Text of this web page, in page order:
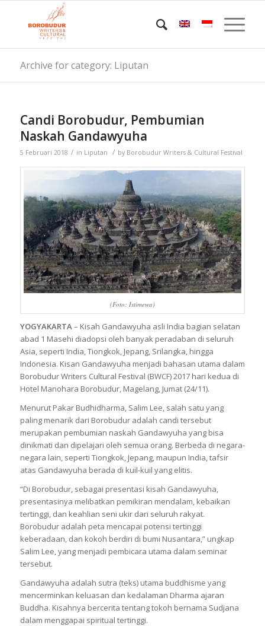
Archive for category: Liputan
Candi Borobudur, Pembumian
Naskah Gandawyuha
5 Februari 2018 / in Liputan / by Borobudur Writers & Cultural Festival
(Foto: Istimewa)
YOGYAKARTA – Kisah Gandawyuha asli India bagian selatan
abad 1 Masehi diadopsi oleh banyak peradaban di seluruh
Asia, seperti India, Tiongkok, Jepang, Srilangka, hingga
Indonesia. Kisan Gandawyuha menjadi bahasan utama dalam
Borobudur Writers Cultural Festival (BWCF) 2017 hari kedua di
Hotel Manohara Borobudur, Magelang, Jumat (24/11).
Menurut Pakar Budhidharma, Salim Lee, salah satu yang
paling menarik dari Borobudur adalah candi tersebut
merupakan pembumian naskah Gandawyuha yang bisa
dinikmati dan dipelajari oleh semua orang. Berbeda di negara-
negara lain, seperti Tiongkok, Jepang, maupun India, tafsir
atas Gandawyuha berada di kuil-kuil yang elitis.
“Di Borobudur, sebagai presentasi kisah Gandawyuha,
presentasinya melibatkan pemikiran mendalam, kebaikan
tertinggi, dan keahlian seni ukir dari seluruh rakyat.
Borobudur adalah peta mencapai potensi tertinggi
keberadaan, dan kokoh berdiri di bumi Nusantara,” ungkap
Salim Lee, yang menjadi pembicara utama dalam seminar
tersebut.
Gandawyuha adalah sutra (teks) utama buddhisme yang
mencerminkan keluasan dan kedalaman Dharma ajaran
Buddha. Kisahnya bercerita tentang tokoh bernama Sudjana
dalam menggapai spiritual tertinggi.